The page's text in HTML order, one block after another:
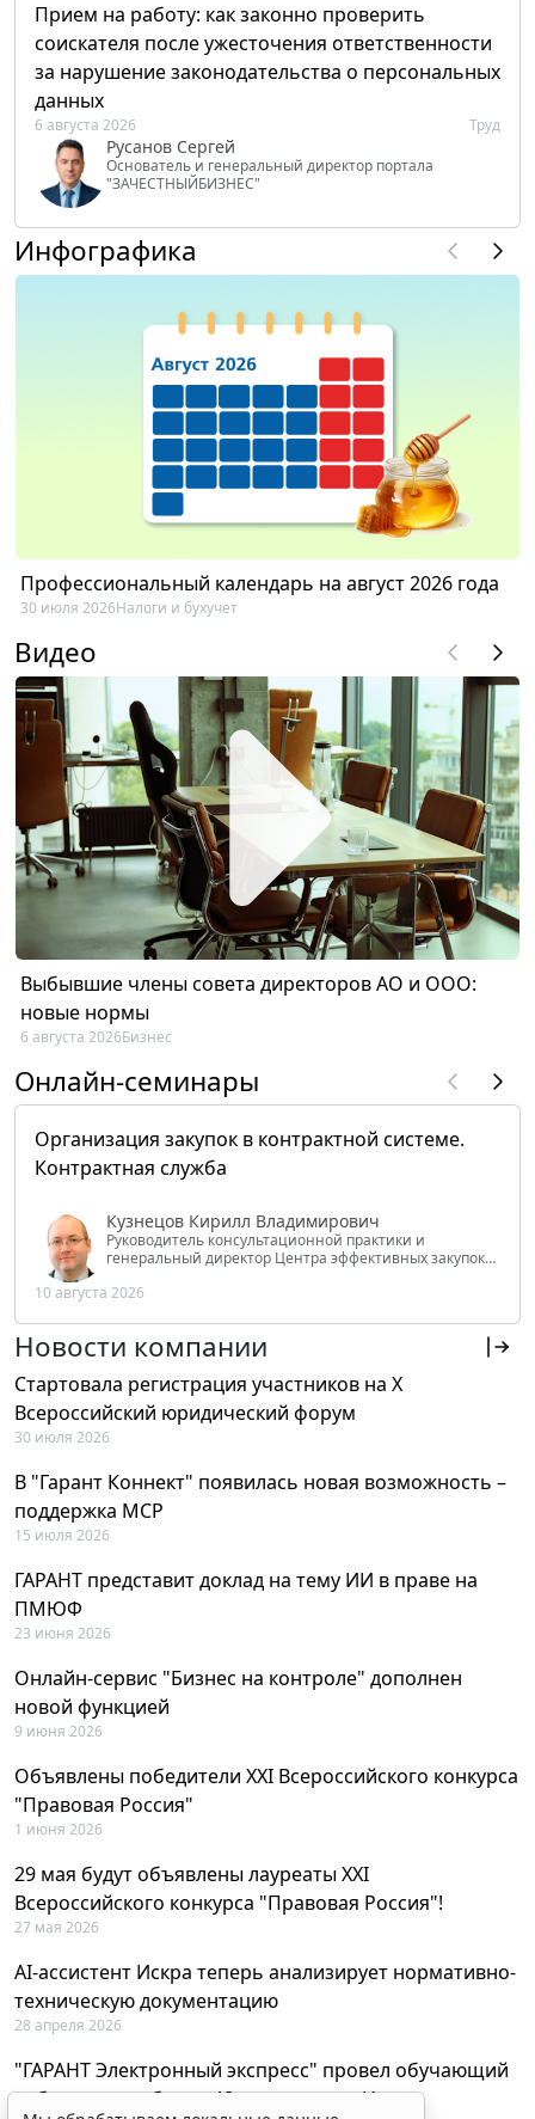
Прием на работу: как законно проверить
соискателя после ужесточения ответственности
за нарушение законодательства о персональных
данных
6 августа 2026 Труд
Русанов Сергей
Основатель и генеральный директор портала
"ЗАЧЕСТНЫЙБИЗНЕС"
Инфографика
Профессиональный календарь на август 2026 года
30 июля 2026Налоги и бухучет
Видео
Выбывшие члены совета директоров АО и ООО:
новые нормы
6 августа 2026Бизнес
Онлайн-семинары
Организация закупок в контрактной системе.
Контрактная служба
Кузнецов Кирилл Владимирович
Руководитель консультационной практики и
генеральный директор Центра эффективных закупок
РФ
10 августа 2026
Новости компании
Стартовала регистрация участников на X
Всероссийский юридический форум
30 июля 2026
В "Гарант Коннект" появилась новая возможность –
поддержка MCP
15 июля 2026
ГАРАНТ представит доклад на тему ИИ в праве на
ПМЮФ
23 июня 2026
Онлайн-сервис "Бизнес на контроле" дополнен
новой функцией
9 июня 2026
Объявлены победители XXI Всероссийского конкурса
"Правовая Россия"
1 июня 2026
29 мая будут объявлены лауреаты XXI
Всероссийского конкурса "Правовая Россия"!
27 мая 2026
AI-ассистент Искра теперь анализирует нормативно-
техническую документацию
28 апреля 2026
"ГАРАНТ Электронный экспресс" провел обучающий
вебинар по работе с AI-ассистентом Искра